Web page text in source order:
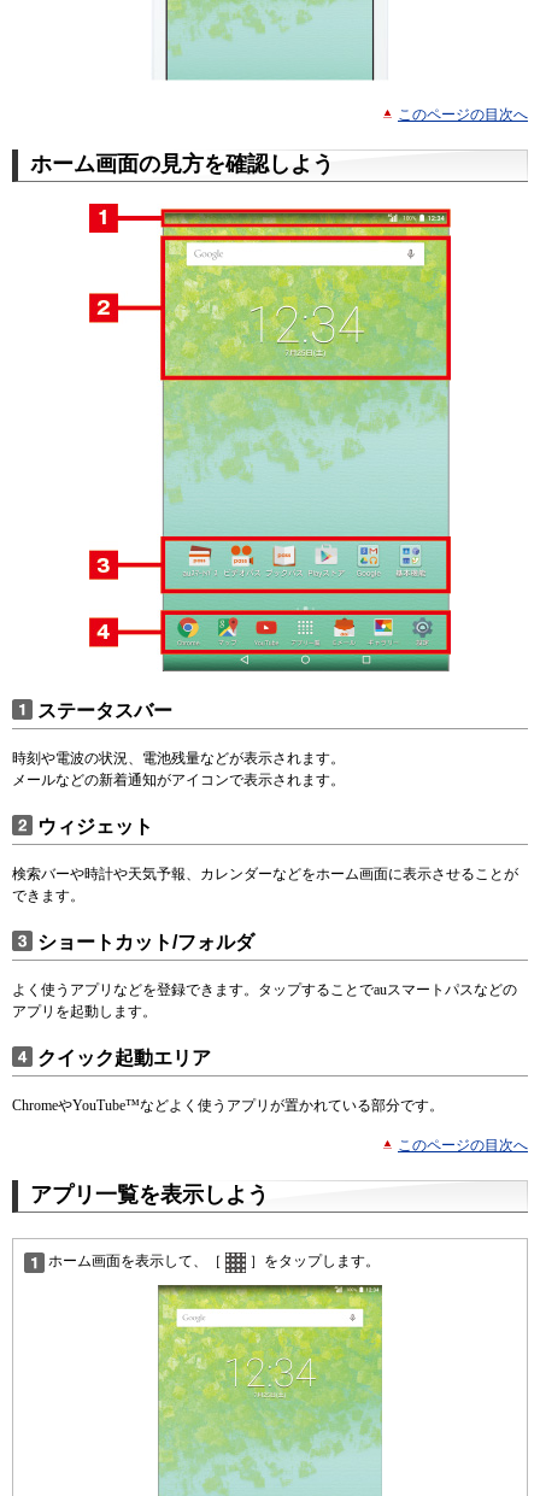
このページの目次へ
ホーム画面の見方を確認しよう
ステータスバー
時刻や電波の状況、電池残量などが表示されます。
メールなどの新着通知がアイコンで表示されます。
ウィジェット
検索バーや時計や天気予報、カレンダーなどをホーム画面に表示させることが
できます。
ショートカット/フォルダ
よく使うアプリなどを登録できます。タップすることでauスマートパスなどの
アプリを起動します。
クイック起動エリア
ChromeやYouTube™などよく使うアプリが置かれている部分です。
このページの目次へ
アプリ一覧を表示しよう
ホーム画面を表示して、［ ］をタップします。